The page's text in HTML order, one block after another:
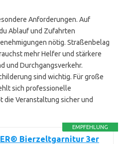
Anforderungen. Auf
Ablauf und Zufahrten
nötig. Straßenbelag
mehr Helfer und stärkere
und Durchgangsverkehr.
sind wichtig. Für große
sich professionelle
die Veranstaltung sicher und
EMPFEHLUNG
Bierzeltgarnitur 3er